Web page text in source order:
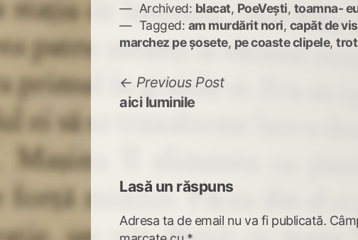
Archived: blacat, PoeVești, toamna-
Tagged: am murdărit nori, capăt de vis
marchez pe șosete, pe coaste clipele,
Navigare
în
Previous PostPrevious
aici luminile
Lasă un răspuns
Adresa ta de email nu va fi publicată.